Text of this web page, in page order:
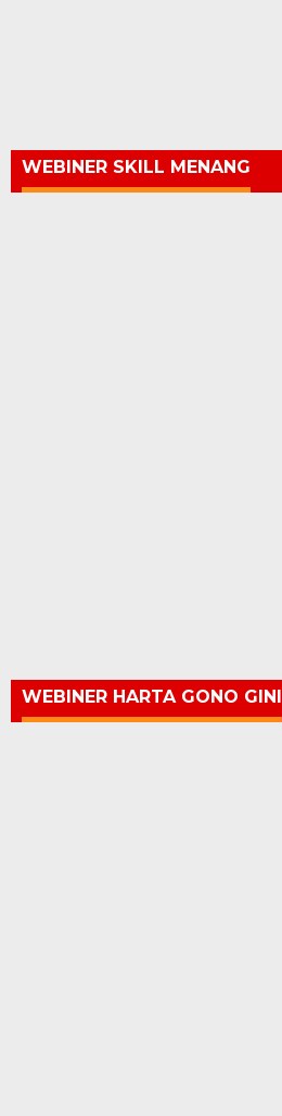
WEBINER SKILL MENANG
WEBINER HARTA GONO GINI